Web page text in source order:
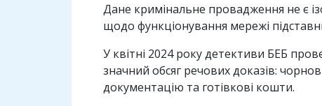
Дане кримінальне провадження не є
щодо функціонування мережі
У квітні 2024 року детективи БЕБ
значний обсяг речових доказів:
документацію та готівкові кошти.